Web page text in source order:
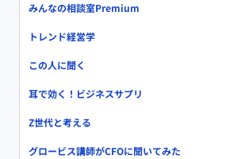
みんなの相談室Premium
トレンド経営学
この人に聞く
耳で効く！ビジネスサプリ
Z世代と考える
グロービス講師がCFOに聞いてみた